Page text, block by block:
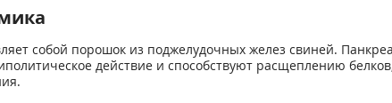
собой порошок из поджелудочных желез свиней.
действие и способствуют расщеплению